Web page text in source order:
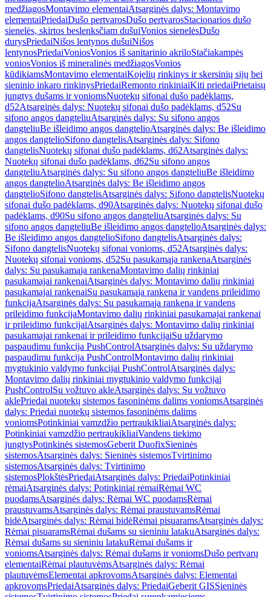
medžiagosMontavimo elementaiAtsarginės dalys: Montavimo
elementaiPriedaiDušo pertvarosDušo pertvarosStacionarios dušo
sienelės, skirtos beslenksčiam dušuiVonios sienelėsDušo
durysPriedaiNišos lentynos dušuiNišos
lentynosPriedaiVoniosVonios iš sanitarinio akriloStačiakampės
voniosVonios iš mineralinės medžiagosVonios
kūdikiamsMontavimo elementaiKojelių rinkinys ir skersinių sijų bei
sieninio inkaro rinkinysPriedaiRemonto rinkiniaiKiti priedaiPrietaisų
jungtys dušams ir voniomsNuotekų sifonai dušo padėklams,
d52Atsarginės dalys: Nuotekų sifonai dušo padėklams, d52Su
sifono angos dangteliuAtsarginės dalys: Su sifono angos
dangteliuBe išleidimo angos dangtelioAtsarginės dalys: Be išleidimo
angos dangtelioSifono dangtelisAtsarginės dalys: Sifono
dangtelisNuotekų sifonai dušo padėklams, d62Atsarginės dalys:
Nuotekų sifonai dušo padėklams, d62Su sifono angos
dangteliuAtsarginės dalys: Su sifono angos dangteliuBe išleidimo
angos dangtelioAtsarginės dalys: Be išleidimo angos
dangtelioSifono dangtelisAtsarginės dalys: Sifono dangtelisNuotekų
sifonai dušo padėklams, d90Atsarginės dalys: Nuotekų sifonai dušo
padėklams, d90Su sifono angos dangteliuAtsarginės dalys: Su
sifono angos dangteliuBe išleidimo angos dangtelioAtsarginės dalys:
Be išleidimo angos dangtelioSifono dangtelisAtsarginės dalys:
Sifono dangtelisNuotekų sifonai vonioms, d52Atsarginės dalys:
Nuotekų sifonai vonioms, d52Su pasukamąja rankenaAtsarginės
dalys: Su pasukamąja rankenaMontavimo dalių rinkiniai
pasukamajai rankenaiAtsarginės dalys: Montavimo dalių rinkiniai
pasukamajai rankenaiSu pasukamąja rankena ir vandens prileidimo
funkcijaAtsarginės dalys: Su pasukamąja rankena ir vandens
prileidimo funkcijaMontavimo dalių rinkiniai pasukamajai rankenai
ir prileidimo funkcijaiAtsarginės dalys: Montavimo dalių rinkiniai
pasukamajai rankenai ir prileidimo funkcijaiSu uždarymo
paspaudimu funkcija PushControlAtsarginės dalys: Su uždarymo
paspaudimu funkcija PushControlMontavimo dalių rinkiniai
mygtukinio valdymo funkcijai PushControlAtsarginės dalys:
Montavimo dalių rinkiniai mygtukinio valdymo funkcijai
PushControlSu vožtuvo akleAtsarginės dalys: Su vožtuvo
aklePriedai nuotekų sistemos fasoninėms dalims voniomsAtsarginės
dalys: Priedai nuotekų sistemos fasoninėms dalims
voniomsPotinkiniai vamzdžio pertraukikliaiAtsarginės dalys:
Potinkiniai vamzdžio pertraukikliaiVandens tiekimo
jungtysPotinkinės sistemosGeberit DuofixSieninės
sistemosAtsarginės dalys: Sieninės sistemosTvirtinimo
sistemosAtsarginės dalys: Tvirtinimo
sistemosPlokštėsPriedaiAtsarginės dalys: PriedaiPotinkiniai
rėmaiAtsarginės dalys: Potinkiniai rėmaiRėmai WC
puodamsAtsarginės dalys: Rėmai WC puodamsRėmai
praustuvamsAtsarginės dalys: Rėmai praustuvamsRėmai
bidėAtsarginės dalys: Rėmai bidėRėmai pisuaramsAtsarginės dalys:
Rėmai pisuaramsRėmai dušams su sieniniu latakuAtsarginės dalys:
Rėmai dušams su sieniniu latakuRėmai dušams ir
voniomsAtsarginės dalys: Rėmai dušams ir voniomsDušo pertvarų
elementaiRėmai plautuvėmsAtsarginės dalys: Rėmai
plautuvėmsElementai apkrovomsAtsarginės dalys: Elementai
apkrovomsPriedaiAtsarginės dalys: PriedaiGeberit GISSieninės